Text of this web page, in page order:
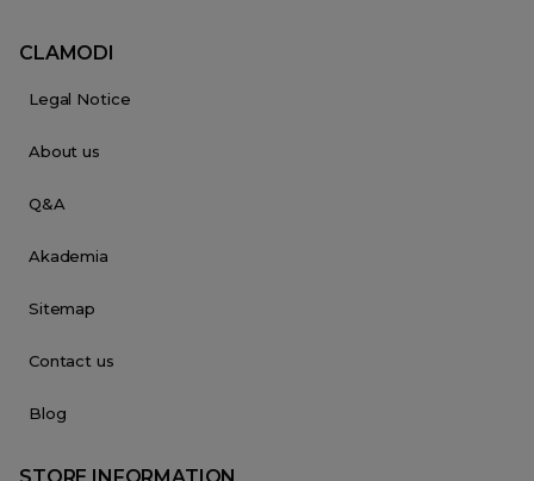
CLAMODI
Legal Notice
About us
Q&A
Akademia
Sitemap
Contact us
Blog
STORE INFORMATION